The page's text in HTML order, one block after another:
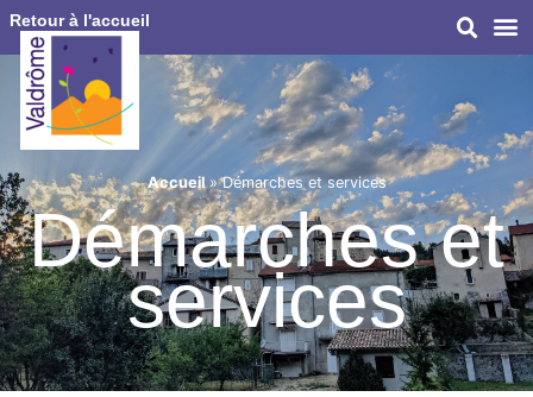
Retour à l'accueil
Accueil»Démarches et services
Démarches et
services